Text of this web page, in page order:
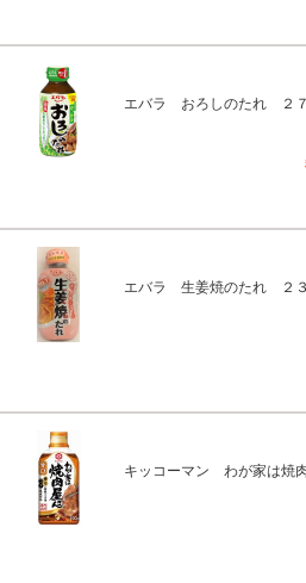
エバラ おろしのたれ ２
エバラ 生姜焼のたれ ２
キッコーマン わが家は